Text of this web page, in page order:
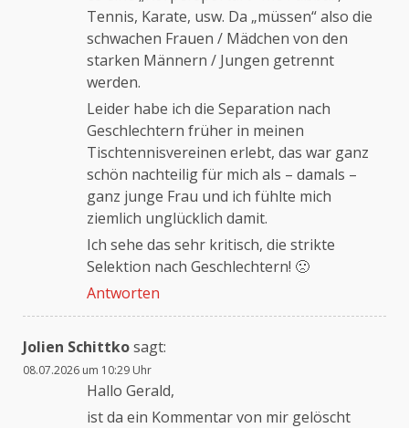
Tennis, Karate, usw. Da „müssen“ also die
schwachen Frauen / Mädchen von den
starken Männern / Jungen getrennt
werden.
Leider habe ich die Separation nach
Geschlechtern früher in meinen
Tischtennisvereinen erlebt, das war ganz
schön nachteilig für mich als – damals –
ganz junge Frau und ich fühlte mich
ziemlich unglücklich damit.
Ich sehe das sehr kritisch, die strikte
Selektion nach Geschlechtern! 🙁
Antworten
Jolien Schittkosagt:
08.07.2026 um 10:29 Uhr
Hallo Gerald,
ist da ein Kommentar von mir gelöscht